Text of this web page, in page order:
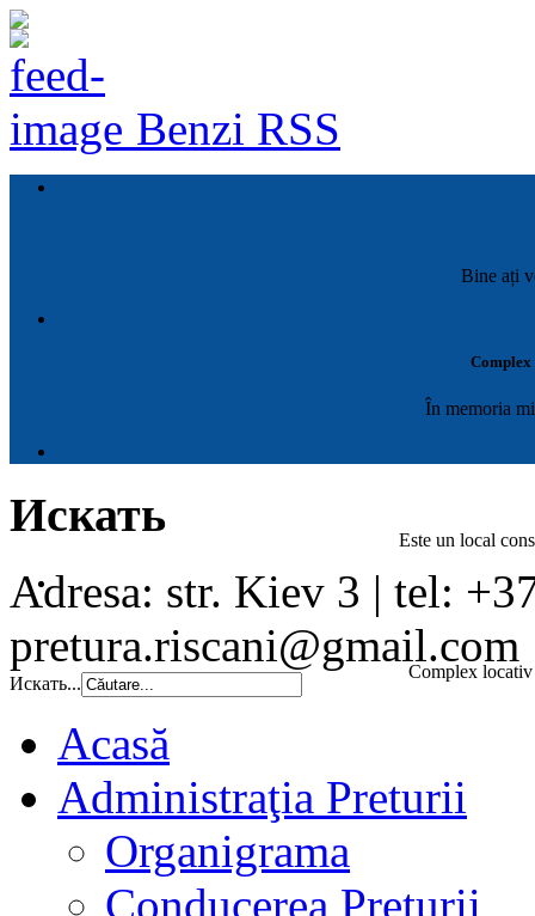
Benzi RSS
Bine ați
În memoria
Este un local
Complex
Искать
Adresa: str. Kiev 3 | tel:
pretura.riscani@gmail.com
Искать...
Acasă
Administraţia Preturii
Organigrama
Conducerea Preturii